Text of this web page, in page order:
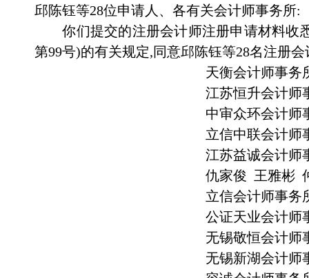
邱陈钰等28位申请人、各有关会计师事务所:
你们提交的注册会计师注册申请材料收
第99号)的有关规定,同意邱陈钰等28名注册会
天衡会计师事务
江苏恒升会计师
中审众环会计师
立信中联会计师
江苏益诚会计师
仇家俊 王雅彬
立信会计师事务
公证天业会计师
无锡敬恒会计师
无锡新湖会计师